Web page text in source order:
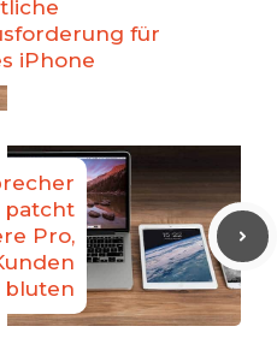
für
iPhone
patcht
Pro,
bluten